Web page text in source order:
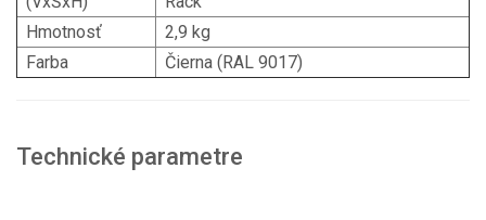
Hmotnosť
2,9 kg
Farba
Čierna (RAL 9017)
Technické parametre